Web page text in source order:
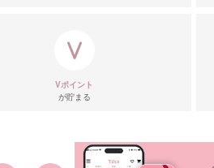
Vポイント
が貯まる